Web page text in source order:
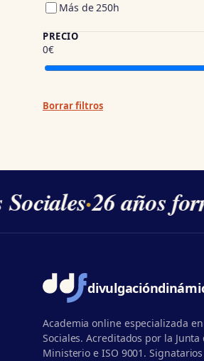
Más de 250h
PRECIO
0€
Borrar filtros
·26 años
divulgación
Academia online especializada
Sociales. Acreditados por la
Ministerio e ISO 9001.